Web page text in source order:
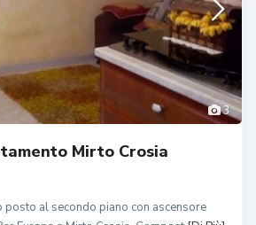
3
Mirto Crosia
posto al secondo piano con ascensore